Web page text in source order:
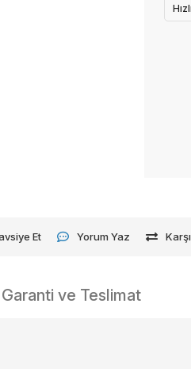
Et Yorum Yaz
Garanti ve Teslimat